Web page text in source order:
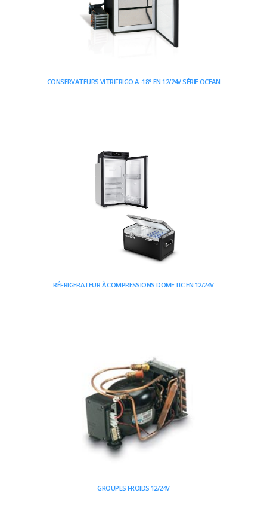
CONSERVATEURS VITRIFRIGO A -18° EN 12/24V SÉRIE OCEAN
RÉFRIGERATEUR À COMPRESSIONS DOMETIC EN 12/24V
GROUPES FROIDS 12/24V